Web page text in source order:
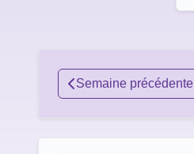
Semaine précédente